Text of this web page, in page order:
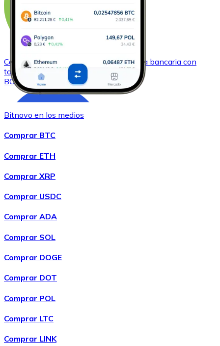
ComprarBitcoin Cashcon transferencia bancaria con
tarjeta
BCH
Comprar Chainlink
LINK
tarjeta
Bitnovo en los medios
Comprar BTC
Comprar ETH
Comprar XRP
Comprar USDC
Comprar ADA
Comprar SOL
Comprar DOGE
Comprar DOT
Comprar POL
Comprar LTC
Comprar LINK